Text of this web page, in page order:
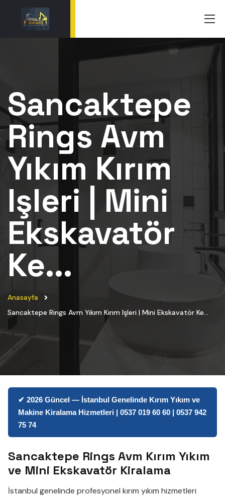
Sancaktepe
Rings Avm
Yıkım Kırım
Işleri | Mini
Ekskavatör
Ke...
Anasayfa
Sancaktepe Rings Avm Yıkım Kırım Işleri | Mini Ekskavatör Ke...
✔ 2026 Güncel — İstanbul Genelinde Kırım Yıkım ve
Makine Kiralama Hizmetleri | 0537 019 60 60 | 0537 942
75 74
Sancaktepe Rings Avm Kırım Yıkım
ve Mini Ekskavatör Kiralama
İstanbul genelinde profesyonel kırım yıkım hizmetleri